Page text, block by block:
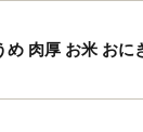
肉厚 お米 おに